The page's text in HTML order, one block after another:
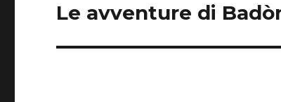
Articolo
Le avventure di